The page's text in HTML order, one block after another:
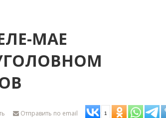
МАЕ
Отправить по email 1